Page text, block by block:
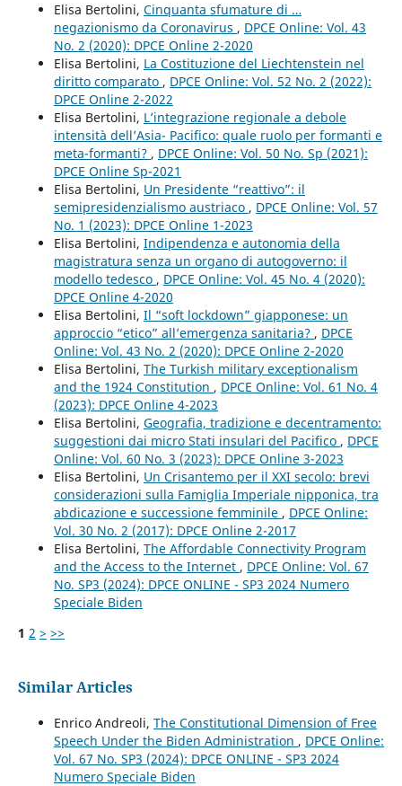
Elisa Bertolini, Cinquanta sfumature di …
negazionismo da Coronavirus , DPCE Online: Vol. 43
No. 2 (2020): DPCE Online 2-2020
Elisa Bertolini, La Costituzione del Liechtenstein nel
diritto comparato , DPCE Online: Vol. 52 No. 2 (2022):
DPCE Online 2-2022
Elisa Bertolini, L’integrazione regionale a debole
intensità dell’Asia- Pacifico: quale ruolo per formanti e
meta-formanti? , DPCE Online: Vol. 50 No. Sp (2021):
DPCE Online Sp-2021
Elisa Bertolini, Un Presidente “reattivo”: il
semipresidenzialismo austriaco , DPCE Online: Vol. 57
No. 1 (2023): DPCE Online 1-2023
Elisa Bertolini, Indipendenza e autonomia della
magistratura senza un organo di autogoverno: il
modello tedesco , DPCE Online: Vol. 45 No. 4 (2020):
DPCE Online 4-2020
Elisa Bertolini, Il “soft lockdown” giapponese: un
approccio “etico” all’emergenza sanitaria? , DPCE
Online: Vol. 43 No. 2 (2020): DPCE Online 2-2020
Elisa Bertolini, The Turkish military exceptionalism
and the 1924 Constitution , DPCE Online: Vol. 61 No. 4
(2023): DPCE Online 4-2023
Elisa Bertolini, Geografia, tradizione e decentramento:
suggestioni dai micro Stati insulari del Pacifico , DPCE
Online: Vol. 60 No. 3 (2023): DPCE Online 3-2023
Elisa Bertolini, Un Crisantemo per il XXI secolo: brevi
considerazioni sulla Famiglia Imperiale nipponica, tra
abdicazione e successione femminile , DPCE Online:
Vol. 30 No. 2 (2017): DPCE Online 2-2017
Elisa Bertolini, The Affordable Connectivity Program
and the Access to the Internet , DPCE Online: Vol. 67
No. SP3 (2024): DPCE ONLINE - SP3 2024 Numero
Speciale Biden
1 2 > >>
Similar Articles
Enrico Andreoli, The Constitutional Dimension of Free
Speech Under the Biden Administration , DPCE Online:
Vol. 67 No. SP3 (2024): DPCE ONLINE - SP3 2024
Numero Speciale Biden